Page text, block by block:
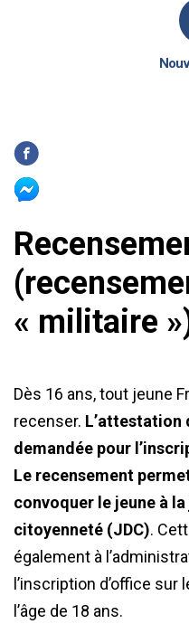
« militaire
Dès 16 ans, tout jeune
recenser. L’attestation
demandée pour
Le recensement
convoquer le jeune à
citoyenneté (JDC).
également à
l’inscription d’office
l’âge de 18 ans.